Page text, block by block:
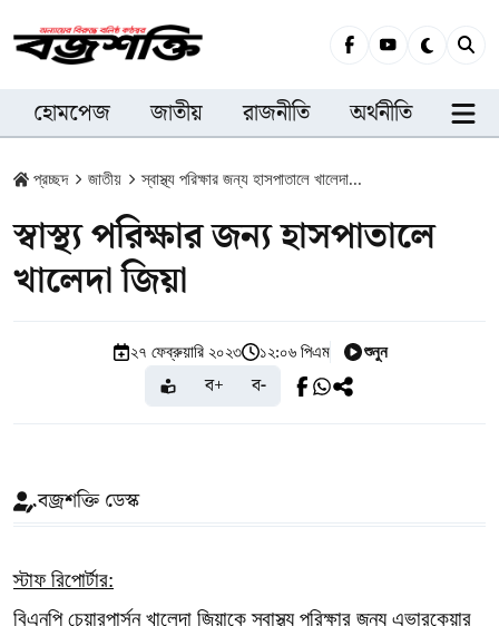
হোমপেজ জাতীয় রাজনীতি অর্থনীতি
প্রচ্ছদ জাতীয় স্বাস্থ্য পরিক্ষার জন্য হাসপাতালে খালেদা...
স্বাস্থ্য পরিক্ষার জন্য হাসপাতালে
খালেদা জিয়া
২৭ ফেব্রুয়ারি ২০২৩ ১২:০৬ পিএম শুনুন
ব+ ব-
বজ্রশক্তি ডেস্ক
স্টাফ ‍রিপোর্টার:
বিএনপি চেয়ারপার্সন খালেদা জিয়াকে স্বাস্থ্য পরিক্ষার জন্য এভারকেয়ার